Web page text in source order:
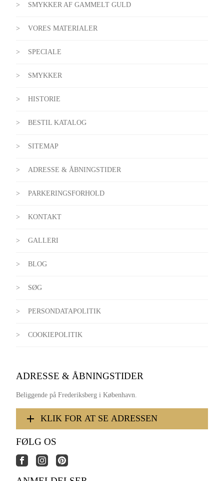
SMYKKER AF GAMMELT GULD
VORES MATERIALER
SPECIALE
SMYKKER
HISTORIE
BESTIL KATALOG
SITEMAP
ADRESSE & ÅBNINGSTIDER
PARKERINGSFORHOLD
KONTAKT
GALLERI
BLOG
SØG
PERSONDATAPOLITIK
COOKIEPOLITIK
ADRESSE & ÅBNINGSTIDER
Beliggende på Frederiksberg i København.
KLIK FOR AT SE ADRESSEN
FØLG OS